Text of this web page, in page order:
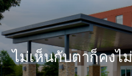
ไม่เห็นกับตาก็คงไ